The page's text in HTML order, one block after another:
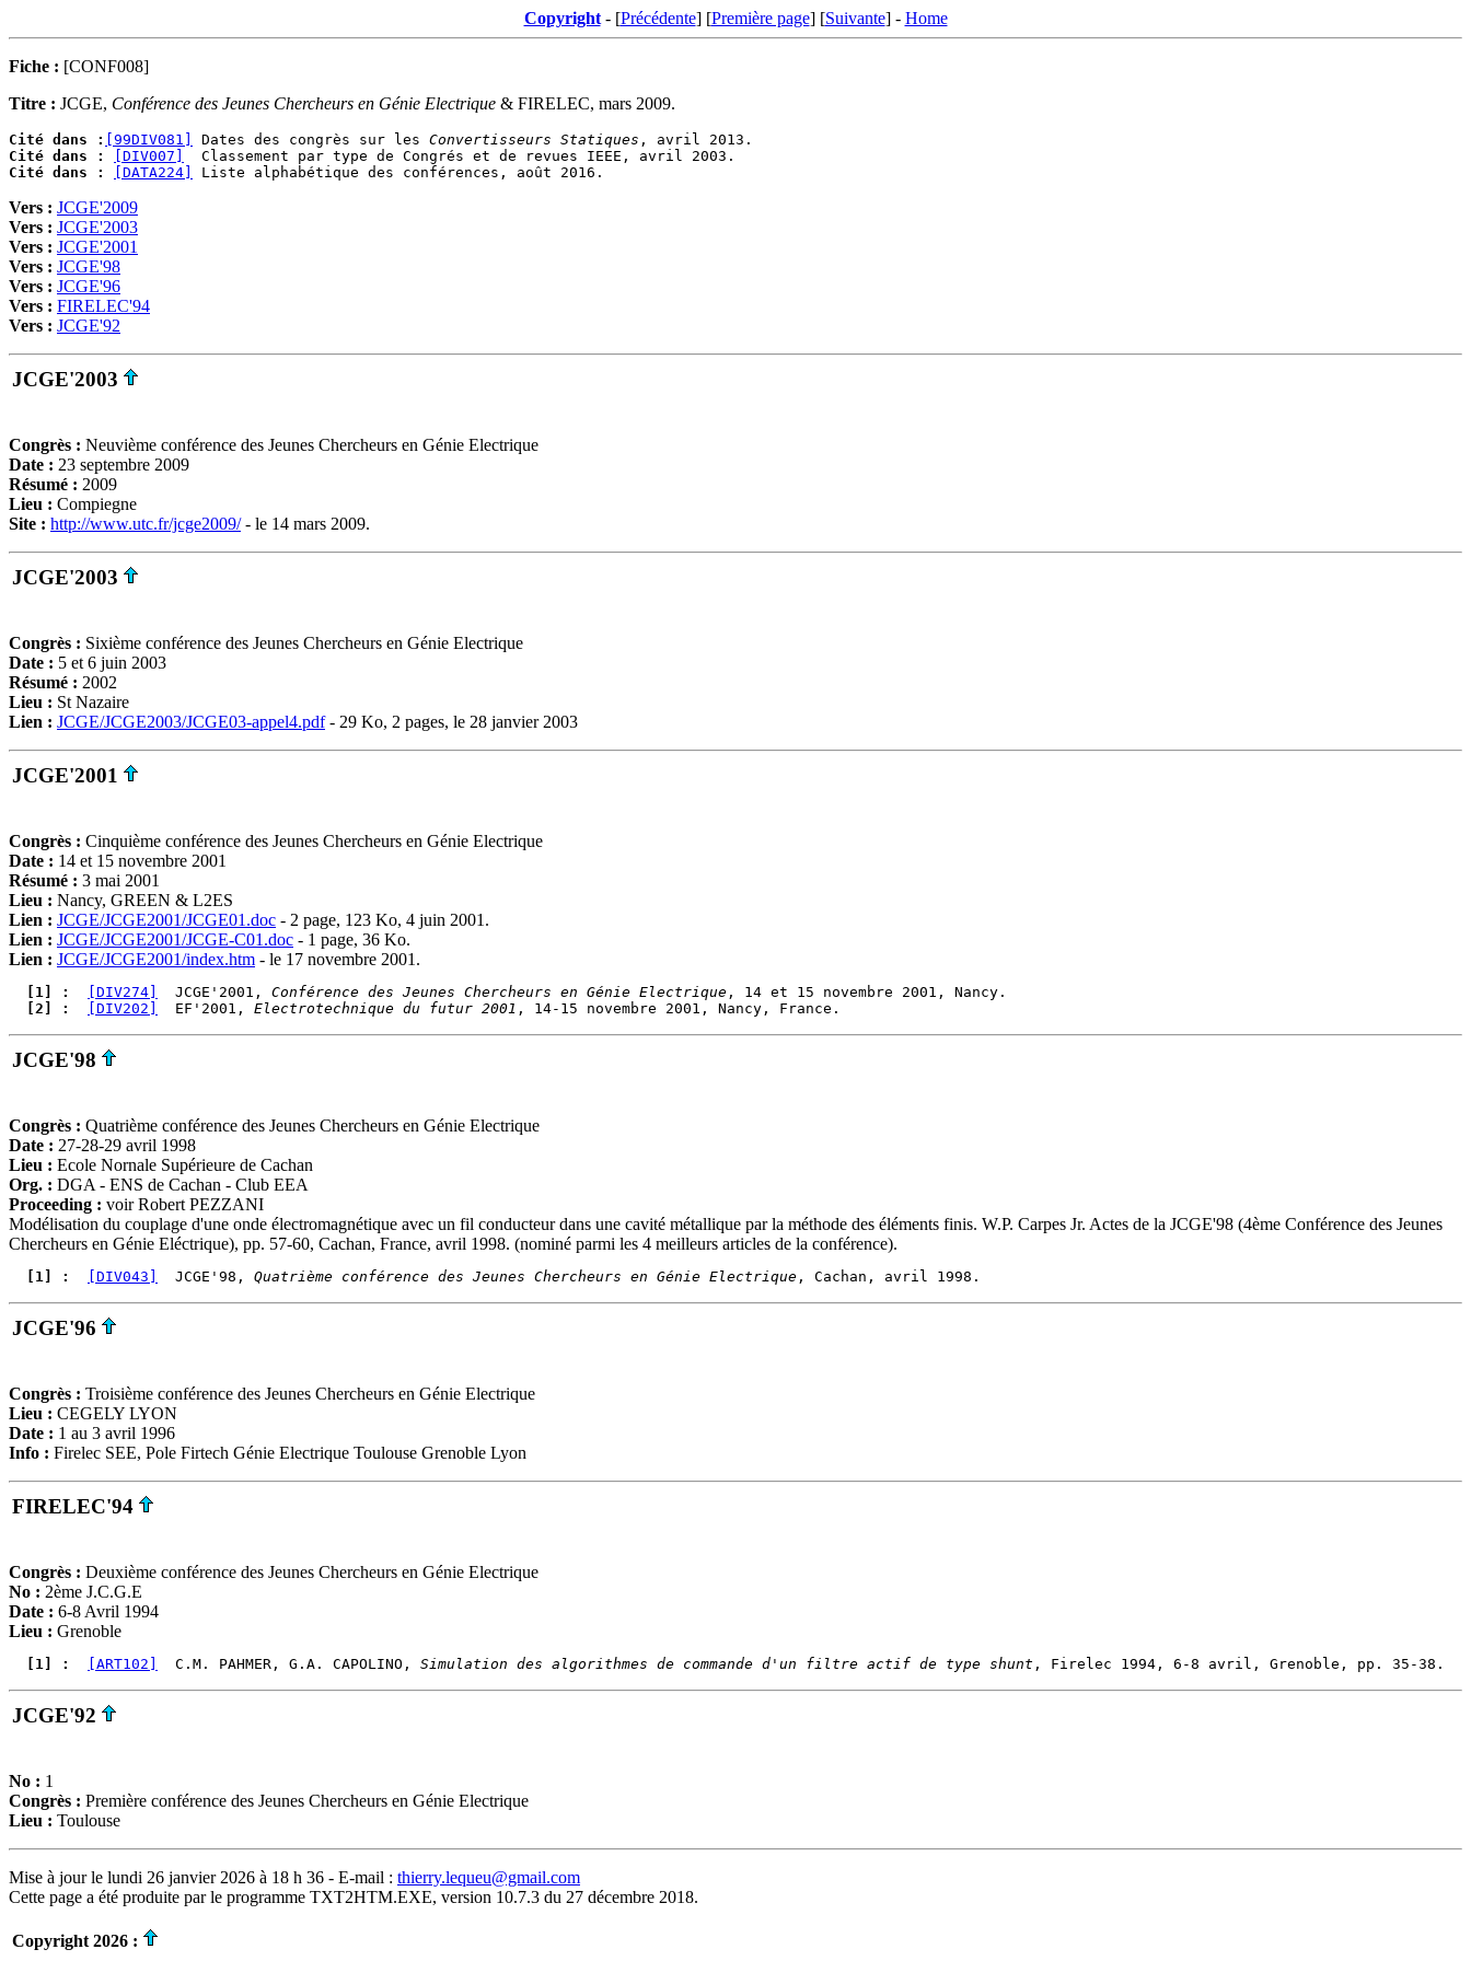
Copyright- [Précédente] [Première page] [Suivante] - Home
Fiche : [CONF008]
Titre : JCGE, Conférence des Jeunes Chercheurs en Génie Electrique & FIRELEC, mars 2009.
Cité dans : [99DIV081] Dates des congrès sur les Convertisseurs Statiques
Cité dans :
[DIV007]
Cité dans :
[DATA224]
Vers : JCGE'2009
Vers : JCGE'2003
Vers : JCGE'2001
Vers : JCGE'98
Vers : JCGE'96
Vers : FIRELEC'94
Vers : JCGE'92
JCGE'2003
Congrès : Neuvième conférence des Jeunes Chercheurs en Génie Electrique
Date : 23 septembre 2009
Résumé : 2009
Lieu : Compiegne
Site : http://www.utc.fr/jcge2009/- le 14 mars 2009.
JCGE'2003
Congrès : Sixième conférence des Jeunes Chercheurs en Génie Electrique
Date : 5 et 6 juin 2003
Résumé : 2002
Lieu : St Nazaire
Lien : JCGE/JCGE2003/JCGE03-appel4.pdf- 29 Ko, 2 pages, le 28 janvier 2003
JCGE'2001
Congrès : Cinquième conférence des Jeunes Chercheurs en Génie Electrique
Date : 14 et 15 novembre 2001
Résumé : 3 mai 2001
Lieu : Nancy, GREEN & L2ES
Lien : JCGE/JCGE2001/JCGE01.doc - 2 page, 123 Ko, 4 juin 2001.
Lien : JCGE/JCGE2001/JCGE-C01.doc - 1 page, 36 Ko.
Lien : JCGE/JCGE2001/index.htm - le 17 novembre 2001.
  [1] :
[DIV274]
  JCGE'2001,
Conférence des Jeunes Chercheurs en Génie Electrique
  [2] :
[DIV202]
  EF'2001,
Electrotechnique du futur 2001
JCGE'98
Congrès : Quatrième conférence des Jeunes Chercheurs en Génie Electrique
Date : 27-28-29 avril 1998
Lieu : Ecole Nornale Supérieure de Cachan
Org. : DGA - ENS de Cachan - Club EEA
Proceeding : voir Robert PEZZANI
Modélisation du couplage d'une onde électromagnétique avec un fil conducteur dans une cavité métallique par la méthode des éléments finis. W.P. Carpes Jr. Actes de la JCGE'98 (4ème Conférence des Jeunes
Chercheurs en Génie Eléctrique), pp. 57-60, Cachan, France, avril 1998. (nominé parmi les 4 meilleurs articles de la conférence).
  [1] :
[DIV043]
  JCGE'98,
Quatrième conférence des Jeunes Chercheurs en Génie Electrique
JCGE'96
Congrès : Troisième conférence des Jeunes Chercheurs en Génie Electrique
Lieu : CEGELY LYON
Date : 1 au 3 avril 1996
Info : Firelec SEE, Pole Firtech Génie Electrique Toulouse Grenoble Lyon
FIRELEC'94
Congrès : Deuxième conférence des Jeunes Chercheurs en Génie Electrique
No : 2ème J.C.G.E
Date : 6-8 Avril 1994
Lieu : Grenoble
  [1] :
[ART102]
  C.M. PAHMER, G.A. CAPOLINO,
Simulation des algorithmes de commande d'un filtre actif de type shunt
JCGE'92
No : 1
Congrès : Première conférence des Jeunes Chercheurs en Génie Electrique
Lieu : Toulouse
Mise à jour le lundi 26 janvier 2026 à 18 h 36 - E-mail : thierry.lequeu@gmail.com
Cette page a été produite par le programme TXT2HTM.EXE, version 10.7.3 du 27 décembre 2018.
Copyright 2026 :